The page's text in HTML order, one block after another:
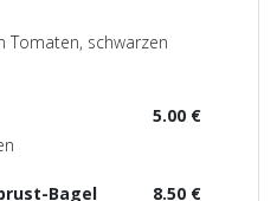
Tomaten, schwarzen
5.00 €
8.50 €
Bagel